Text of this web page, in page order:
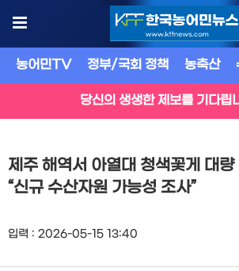
농어민TV 정부/국회 정책 농축산
당신의 생생한 제보를 기다립
제주 해역서 아열대 청색꽃게 대
“신규 수산자원 가능성 조사”
입력 : 2026-05-15 13:40